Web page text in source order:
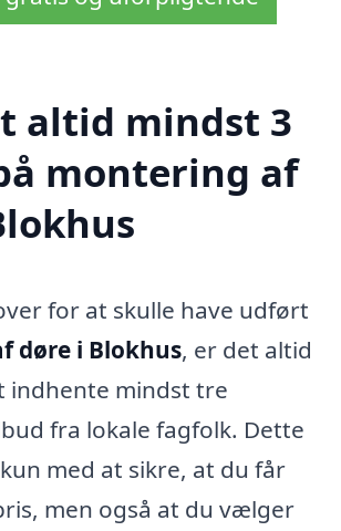
altid mindst 3
montering af
for at skulle have udført
døre i Blokhus, er det altid
indhente mindst tre
fra lokale fagfolk. Dette
med at sikre, at du får
men også at du vælger